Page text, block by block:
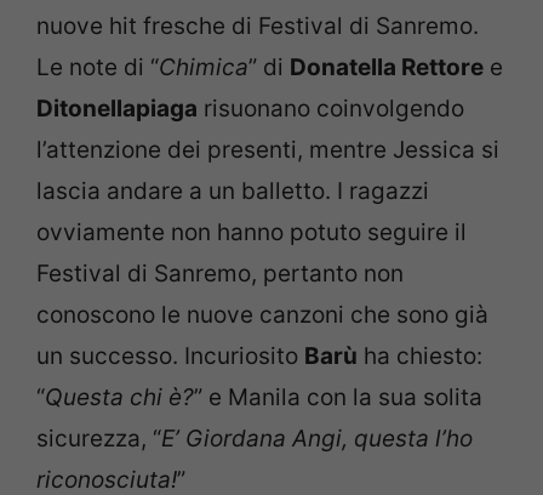
nuove hit fresche di Festival di Sanremo.
Le note di “Chimica” di Donatella Rettore e
Ditonellapiaga risuonano coinvolgendo
l’attenzione dei presenti, mentre Jessica si
lascia andare a un balletto. I ragazzi
ovviamente non hanno potuto seguire il
Festival di Sanremo, pertanto non
conoscono le nuove canzoni che sono già
un successo. Incuriosito Barù ha chiesto:
“Questa chi è?” e Manila con la sua solita
sicurezza, “E’ Giordana Angi, questa l’ho
riconosciuta!”